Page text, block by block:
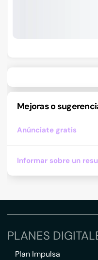
Mejoras o
Anúnciate gratis
Informar sobre un
PLANES
Plan Impulsa